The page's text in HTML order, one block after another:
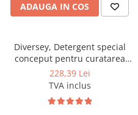
ADAUGA IN COS
Diversey, Detergent special
conceput pentru curatarea
covoarelor, mochetelor si
tapiteriilor prin metoda
Extract, 5L
228,39 Lei
TVA inclus